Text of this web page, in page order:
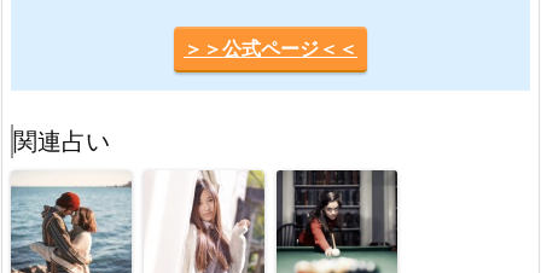
＞＞公式ページ＜＜
関連占い